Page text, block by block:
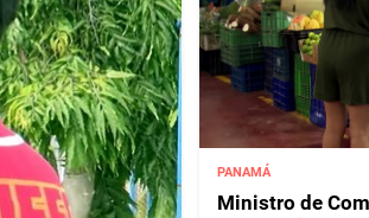
PANAMÁ
Ministro de